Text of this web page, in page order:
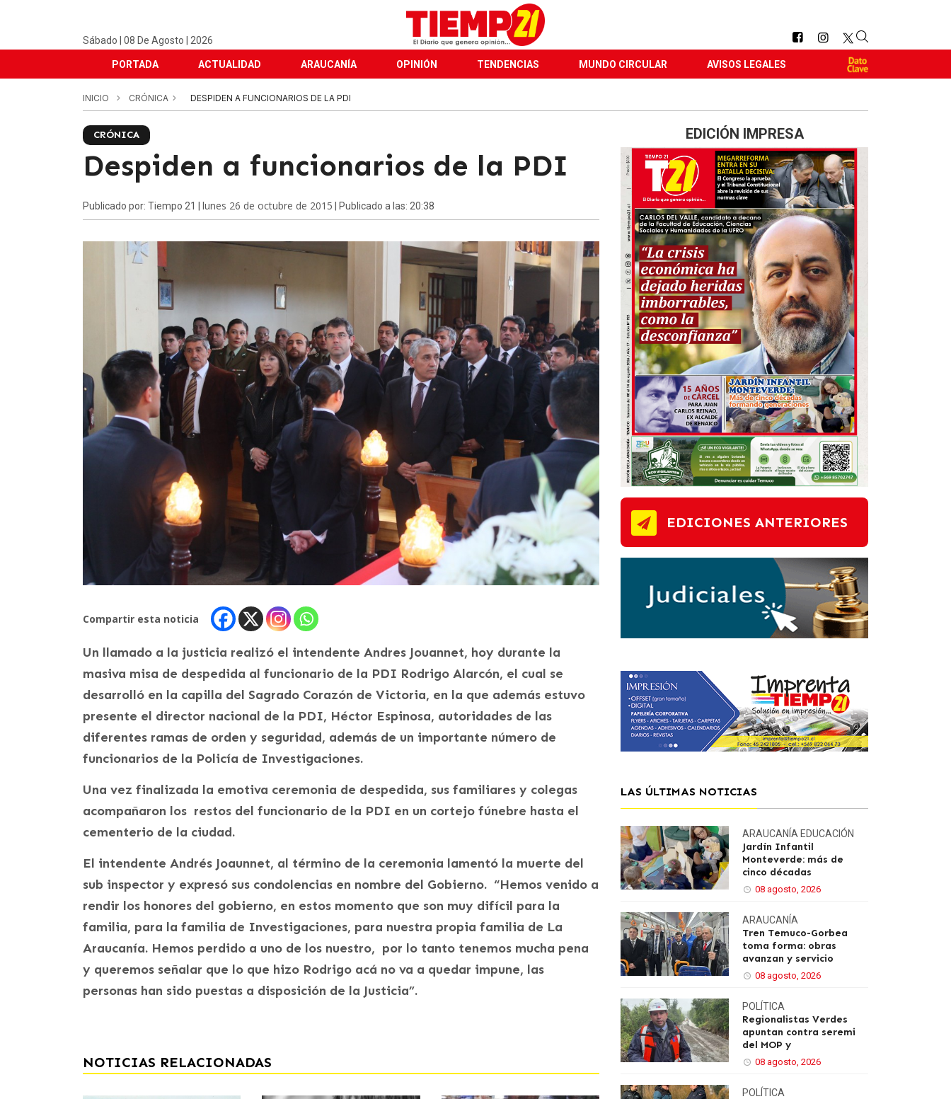
Sábado | 08 De Agosto | 2026
PORTADA ACTUALIDAD ARAUCANÍA OPINIÓN TENDENCIAS MUNDO CIRCULAR AVISOS LEGALES
INICIO CRÓNICA DESPIDEN A FUNCIONARIOS DE LA PDI
CRÓNICA
Despiden a funcionarios de la PDI
Publicado por: Tiempo 21 | lunes 26 de octubre de 2015 | Publicado a las: 20:38
Compartir esta noticia
Un llamado a la justicia realizó el intendente Andres Jouannet, hoy durante la
masiva misa de despedida al funcionario de la PDI Rodrigo Alarcón, el cual se
desarrolló en la capilla del Sagrado Corazón de Victoria, en la que además estuvo
presente el director nacional de la PDI, Héctor Espinosa, autoridades de las
diferentes ramas de orden y seguridad, además de un importante número de
funcionarios de la Policía de Investigaciones.
Una vez finalizada la emotiva ceremonia de despedida, sus familiares y colegas
acompañaron los restos del funcionario de la PDI en un cortejo fúnebre hasta el
cementerio de la ciudad.
El intendente Andrés Joaunnet, al término de la ceremonia lamentó la muerte del
sub inspector y expresó sus condolencias en nombre del Gobierno. “Hemos venido a
rendir los honores del gobierno, en estos momento que son muy difícil para la
familia, para la familia de Investigaciones, para nuestra propia familia de La
Araucanía. Hemos perdido a uno de los nuestro, por lo tanto tenemos mucha pena
y queremos señalar que lo que hizo Rodrigo acá no va a quedar impune, las
personas han sido puestas a disposición de la Justicia”.
NOTICIAS RELACIONADAS
EDICIÓN IMPRESA
EDICIONES ANTERIORES
LAS ÚLTIMAS NOTICIAS
ARAUCANÍA EDUCACIÓN
Jardín Infantil
Monteverde: más de
cinco décadas
08 agosto, 2026
ARAUCANÍA
Tren Temuco-Gorbea
toma forma: obras
avanzan y servicio
08 agosto, 2026
POLÍTICA
Regionalistas Verdes
apuntan contra seremi
del MOP y
08 agosto, 2026
POLÍTICA